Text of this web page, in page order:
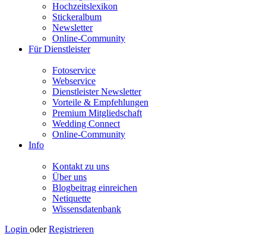
Hochzeitslexikon
Stickeralbum
Newsletter
Online-Community
Für Dienstleister
Fotoservice
Webservice
Dienstleister Newsletter
Vorteile & Empfehlungen
Premium Mitgliedschaft
Wedding Connect
Online-Community
Info
Kontakt zu uns
Über uns
Blogbeitrag einreichen
Netiquette
Wissensdatenbank
Login oder Registrieren